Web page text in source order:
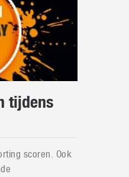
tijdens
scoren. Ook